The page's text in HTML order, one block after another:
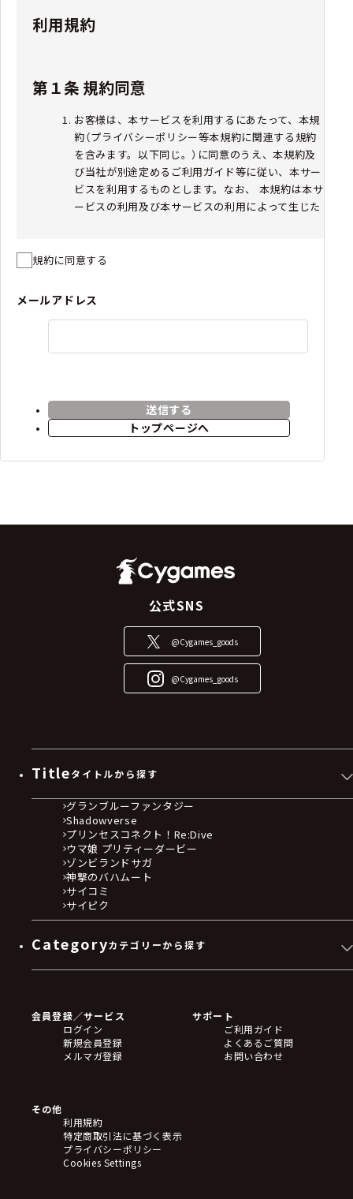
利用規約
第１条 規約同意
お客様は、本サービスを利用するにあたって、本規
約（プライバシーポリシー等本規約に関連する規約
を含みます。以下同じ。）に同意のうえ、本規約及
び当社が別途定めるご利用ガイド等に従い、本サー
ビスを利用するものとします。なお、 本規約は本サ
ービスの利用及び本サービスの利用によって生じた
代理人の本規約への同意を得たうえで本サービスを
点で未成年者であったお客様が、成年に達した後に
本サービスを利用した場合、未成年者であった間の
いてのお客様の同意も有効に存続するものとしま
当社は、民法第548条の4の規定により本規約を随
イト上に掲示することとし、当該掲示がなされた時
場合には事前に当サイトにて変更後の本規約を掲示
することとし、変更後の本規約は事前に告知した効
力発生時期からその効力が生じるものとします。
当社は、本規約の変更によってお客様に生じた不利
益や損害については、一切責任を負いません。
第２条 本サービスの利用
本サービスの利用にあたって、お客様は、当サイト
該情報に誤りがあったことによるお客様への損害や
社は、お客様が以下のいずれかに該当すると判断し
た場合は、お客様に対して事前に通知することな
く、本サービスの全部又は一部の利用を停止、売買
契約の解除その他必要な措置をとることができるも
のとします。なお、これによりお客様に生じた損害
については、当社は一切責任を負いません。
(1) 入力又は登録した情報に誤りがあり、当社から
(2) 当社から連絡をしているにもかかわらず、お客
様から一定期間電子メールでのご返信を一切いただ
わず、お客様が購入された商品等を受領しない場合
(4) 支払能力がない場合、債務超過、無資力、破産
手続開始、民事再生手続開始、その他の倒産手続開
(6) 法律行為を有効に行う能力を有していない場合
(7) 決済事業者等から、お客様の本サービスの利用
を停止する要請があった場合
規約に同意する
メールアドレス
トップページへ
送信する
公式SNS
@Cygames_goods
@Cygames_goods
Titleタイトルから探す
グランブルーファンタジー
Shadowverse
プリンセスコネクト！Re:Dive
ウマ娘 プリティーダービー
ゾンビランドサガ
神撃のバハムート
サイコミ
サイピク
Categoryカテゴリーから探す
フィギュア
アクリルスタンド
バッジ
キーホルダー・ストラップ
ステッカー・シール・カード
タペストリー・ポスター
アームサポーター
ブレードホルダー
会員登録／サービス
ログイン
新規会員登録
メルマガ登録
サポート
ご利用ガイド
よくあるご質問
お問い合わせ
その他
利用規約
特定商取引法に基づく表示
プライバシーポリシー
Cookies Settings